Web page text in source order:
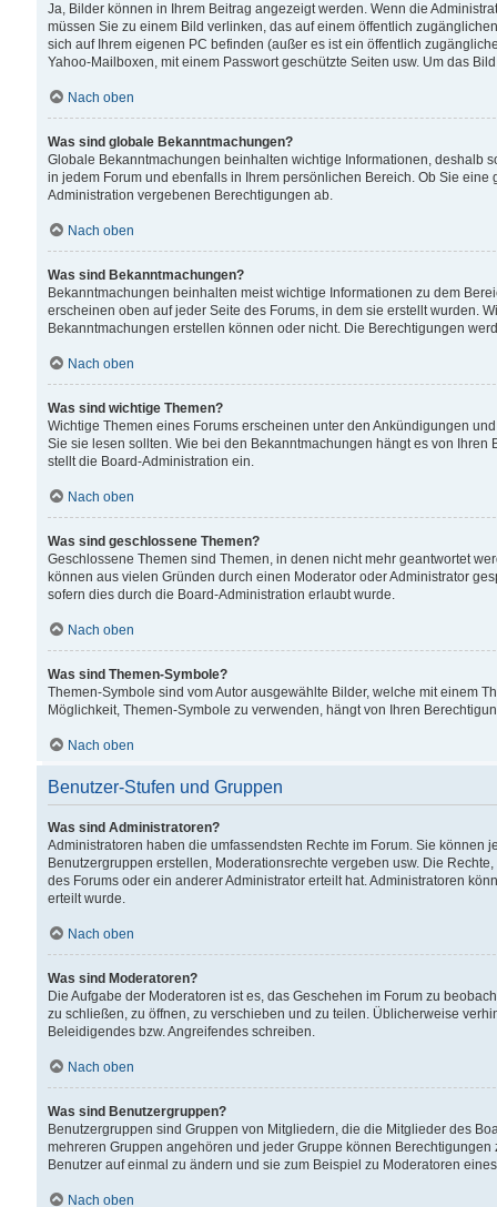
Ja, Bilder können in Ihrem Beitrag angezeigt werden. Wenn die
müssen Sie zu einem Bild verlinken, das auf einem öffentlich
sich auf Ihrem eigenen PC befinden (außer es ist ein öffentlich
Yahoo-Mailboxen, mit einem Passwort geschützte Seiten usw. Um das
Nach oben
Was sind globale Bekanntmachungen?
Globale Bekanntmachungen beinhalten wichtige Informationen, deshalb
in jedem Forum und ebenfalls in Ihrem persönlichen Bereich. Ob Sie
Administration vergebenen Berechtigungen ab.
Nach oben
Was sind Bekanntmachungen?
Bekanntmachungen beinhalten meist wichtige Informationen zu dem
erscheinen oben auf jeder Seite des Forums, in dem sie erstellt wurden.
Bekanntmachungen erstellen können oder nicht. Die Berechtigungen
Nach oben
Was sind wichtige Themen?
Wichtige Themen eines Forums erscheinen unter den Ankündigungen
Sie sie lesen sollten. Wie bei den Bekanntmachungen hängt es von
stellt die Board-Administration ein.
Nach oben
Was sind geschlossene Themen?
Geschlossene Themen sind Themen, in denen nicht mehr geantwortet
können aus vielen Gründen durch einen Moderator oder Administrator
sofern dies durch die Board-Administration erlaubt wurde.
Nach oben
Was sind Themen-Symbole?
Themen-Symbole sind vom Autor ausgewählte Bilder, welche mit einem
Möglichkeit, Themen-Symbole zu verwenden, hängt von Ihren
Nach oben
Benutzer-Stufen und Gruppen
Was sind Administratoren?
Administratoren haben die umfassendsten Rechte im Forum. Sie können
Benutzergruppen erstellen, Moderationsrechte vergeben usw. Die
des Forums oder ein anderer Administrator erteilt hat. Administratoren
erteilt wurde.
Nach oben
Was sind Moderatoren?
Die Aufgabe der Moderatoren ist es, das Geschehen im Forum zu
zu schließen, zu öffnen, zu verschieben und zu teilen. Üblicherweise
Beleidigendes bzw. Angreifendes schreiben.
Nach oben
Was sind Benutzergruppen?
Benutzergruppen sind Gruppen von Mitgliedern, die die Mitglieder des
mehreren Gruppen angehören und jeder Gruppe können
Benutzer auf einmal zu ändern und sie zum Beispiel zu Moderatoren
Nach oben